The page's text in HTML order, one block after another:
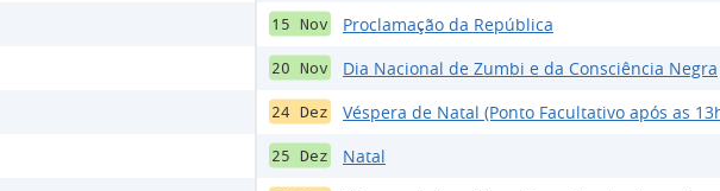
15 Nov Proclamação da República
20 Nov Dia Nacional de Zumbi e da Consciência Negra
24 Dez Véspera de Natal (Ponto Facultativo após as
25 Dez Natal